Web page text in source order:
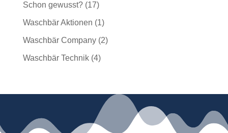
Schon gewusst?(17)
Waschbär Aktionen (1)
Waschbär Company(2)
Waschbär Technik(4)